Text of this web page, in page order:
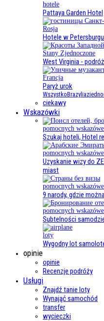
hotele
Pattaya Garden Hotel
Rosja
Hotele w
Stany Zjednoczone
West Virginia -
Francja
Paryż urok
WszystkoBrazylia
ciekawy
Wskazówki
pomocnych
Szukaj hoteli, Hotel
pomocnych
Uzyskanie wizy do
miast
pomocnych
9 narody, gdzie
pomocnych
Subtelności
loty
Wygodny lot
opinie
opinie
Recenzje podróży
Usługi
Znajdź tanie loty
Wynająć samochód
transfer
wycieczki